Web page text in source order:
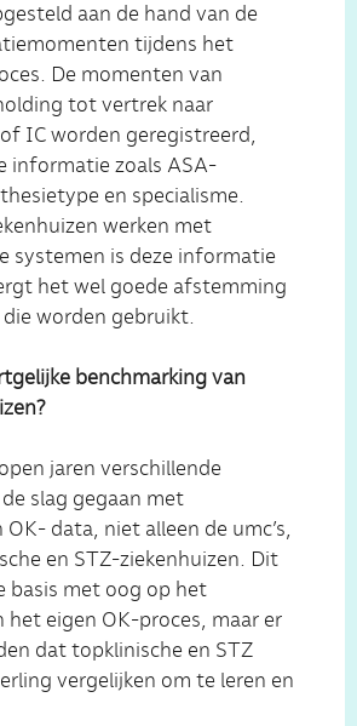
aan de hand van de
tijdens het
De momenten van
tot vertrek naar
IC worden geregistreerd,
informatie zoals ASA-
en specialisme.
werken met
systemen is deze informatie
het wel goede afstemming
worden gebruikt.
benchmarking van
jaren verschillende
slag gegaan met
data, niet alleen de umc’s,
en STZ-ziekenhuizen. Dit
basis met oog op het
het eigen OK-proces, maar er
dat topklinische en STZ
vergelijken om te leren en